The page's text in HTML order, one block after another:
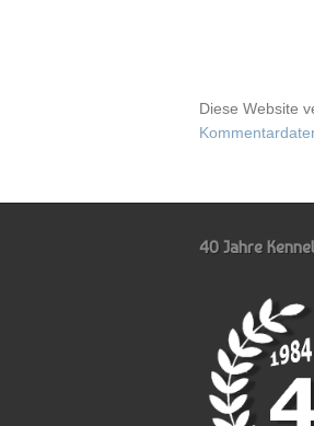
Diese Website
40 Jahre Kennel